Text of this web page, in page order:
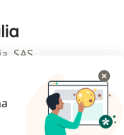
- Página de inicio
SAS
Colombia